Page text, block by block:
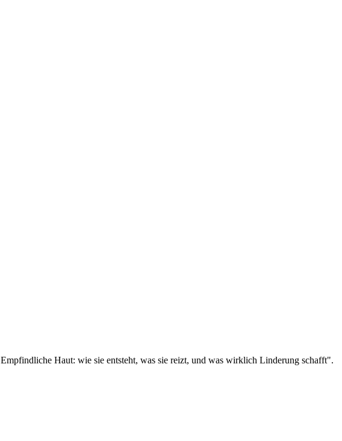
Haut: wie sie entsteht, was sie reizt, und was wirklich Linderung schafft".